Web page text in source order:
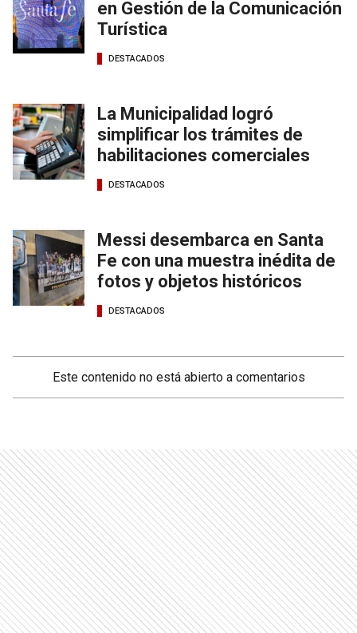
en Gestión de la Comunicación
Turística
DESTACADOS
La Municipalidad logró
simplificar los trámites de
habilitaciones comerciales
DESTACADOS
Messi desembarca en Santa
Fe con una muestra inédita de
fotos y objetos históricos
DESTACADOS
Este contenido no está abierto a comentarios